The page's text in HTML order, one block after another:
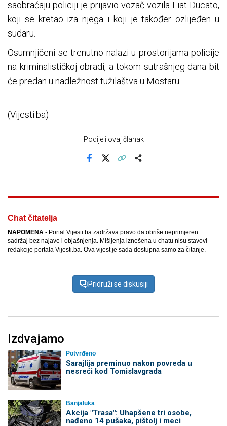
saobraćaju policiji je prijavio vozač vozila Fiat Ducato,
koji se kretao iza njega i koji je također ozlijeđen u
sudaru.
Osumnjičeni se trenutno nalazi u prostorijama policije
na kriminalističkoj obradi, a tokom sutrašnjeg dana bit
će predan u nadležnost tužilaštva u Mostaru.
(Vijesti.ba)
Podijeli ovaj članak
Chat čitatelja
NAPOMENA - Portal Vijesti.ba zadržava pravo da obriše neprimjeren
sadržaj bez najave i objašnjenja. Mišljenja iznešena u chatu nisu stavovi
redakcije portala Vijesti.ba. Ova vijest je sada dostupna samo za čitanje.
Pridruži se diskusiji
Izdvajamo
Potvrđeno
Sarajlija preminuo nakon povreda u
nesreći kod Tomislavgrada
Banjaluka
Akcija "Trasa": Uhapšene tri osobe,
nađeno 14 pušaka, pištolj i meci